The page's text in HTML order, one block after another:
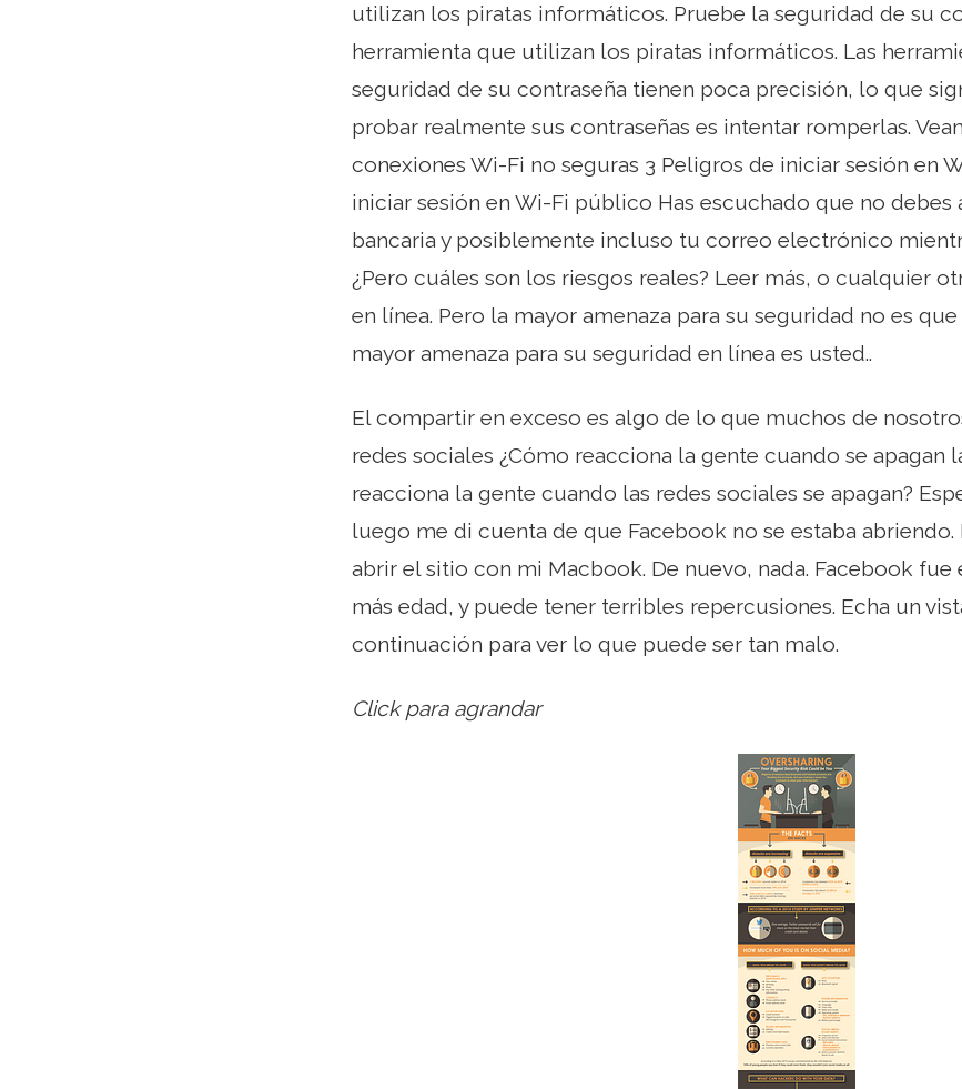
utilizan los piratas informáticos. Pruebe la seguridad de su
herramienta que utilizan los piratas informáticos. Las
seguridad de su contraseña tienen poca precisión, lo que
probar realmente sus contraseñas es intentar romperlas.
conexiones Wi-Fi no seguras 3 Peligros de iniciar sesión en
iniciar sesión en Wi-Fi público Has escuchado que no debes
bancaria y posiblemente incluso tu correo electrónico
¿Pero cuáles son los riesgos reales? Leer más, o cualquier
en línea. Pero la mayor amenaza para su seguridad no es
mayor amenaza para su seguridad en línea es usted..
El compartir en exceso es algo de lo que muchos de
redes sociales ¿Cómo reacciona la gente cuando se apagan
reacciona la gente cuando las redes sociales se apagan?
luego me di cuenta de que Facebook no se estaba abriendo.
abrir el sitio con mi Macbook. De nuevo, nada. Facebook fue
más edad, y puede tener terribles repercusiones. Echa un
continuación para ver lo que puede ser tan malo.
Click para agrandar